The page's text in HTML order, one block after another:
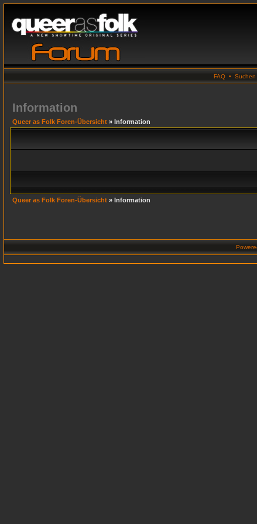
FAQ • Suchen
Information
Queer as Folk Foren-Übersicht » Information
Queer as Folk Foren-Übersicht » Information